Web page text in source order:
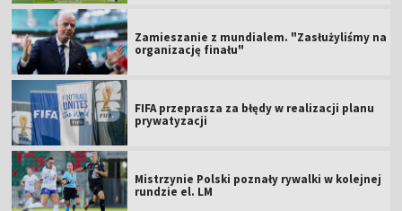
Zamieszanie z mundialem. "Zasłużyliśmy na
organizację finału"
FIFA przeprasza za błędy w realizacji planu
prywatyzacji
Mistrzynie Polski poznały rywalki w kolejnej
rundzie el. LM